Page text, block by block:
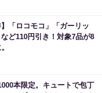
】「ロコモコ」「ガーリッ
ど110円引き！対象7品が8
本限定。キュートで包丁